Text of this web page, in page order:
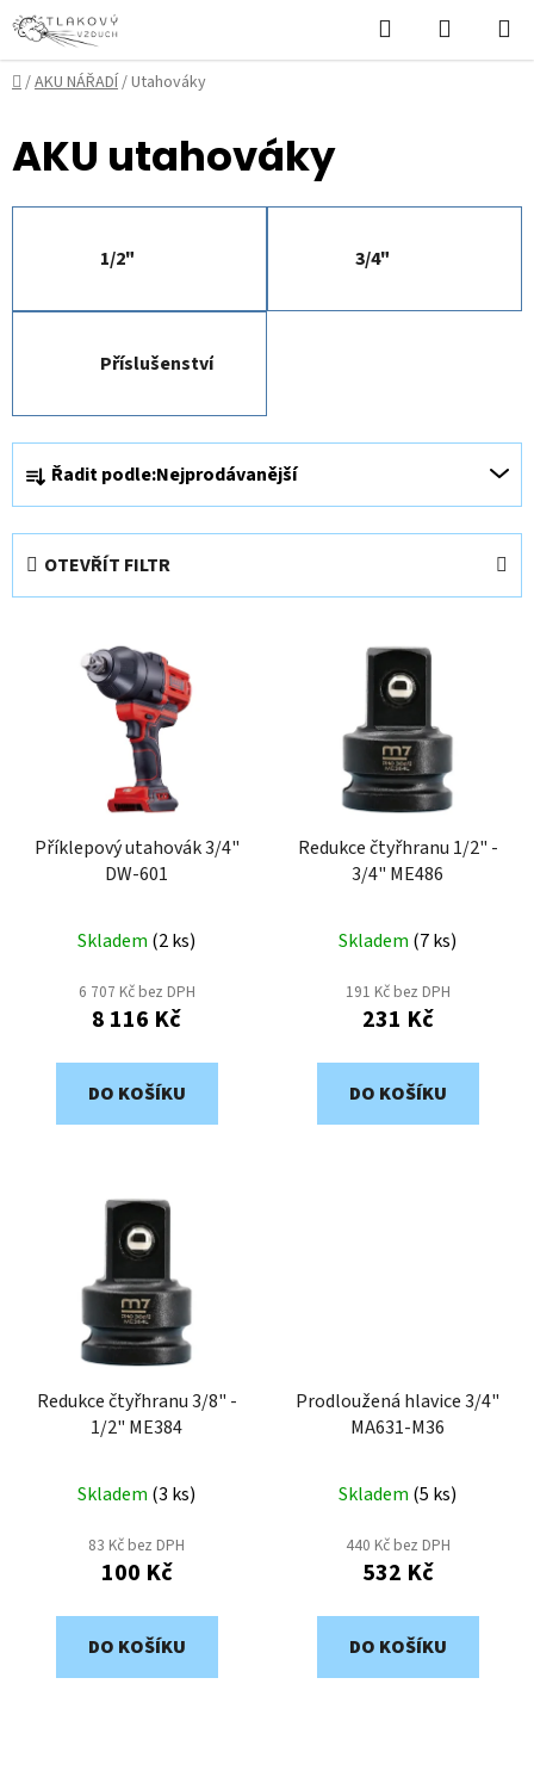
Přejít
na
obsah
Hledat
KOŠÍK
Domů
/AKU NÁŘADÍ/Utahováky
AKU utahováky
1/2" 3/4"
Příslušenství
Ř
a
z
e
n
í
Řadit podle:Nejprodávanější
OTEVŘÍT FILTR
Příklepový utahovák 3/4"
DW-601
Skladem (2 ks)
6 707 Kč bez DPH
8 116 Kč
DO KOŠÍKU
Redukce čtyřhranu 1/2" -
3/4" ME486
Skladem (7 ks)
191 Kč bez DPH
231 Kč
DO KOŠÍKU
Redukce čtyřhranu 3/8" -
1/2" ME384
Skladem (3 ks)
83 Kč bez DPH
100 Kč
DO KOŠÍKU
Prodloužená hlavice 3/4"
MA631-M36
Skladem (5 ks)
440 Kč bez DPH
532 Kč
DO KOŠÍKU